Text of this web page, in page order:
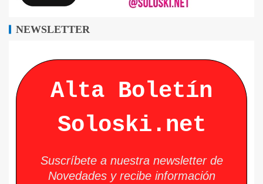
NEWSLETTER
Alta Boletín
Soloski.net
Suscríbete a nuestra newsletter de
Novedades y recibe información